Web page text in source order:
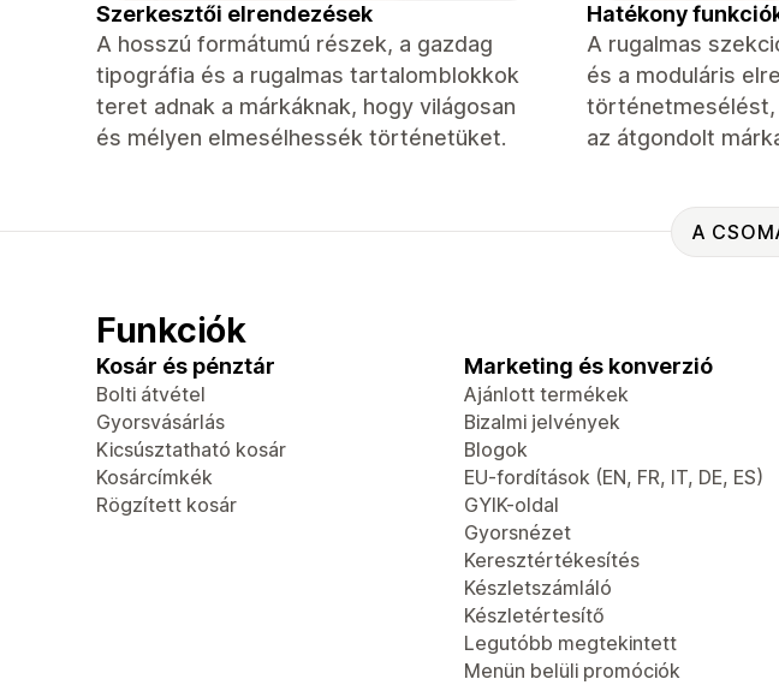
Szerkesztői elrendezések
A hosszú formátumú részek, a gazdag
tipográfia és a rugalmas tartalomblokkok
teret adnak a márkáknak, hogy világosan
és mélyen elmesélhessék történetüket.
Hatékony
A rugalmas
és a moduláris
az átgondolt
A
Funkciók
Kosár és pénztár
Bolti átvétel
Gyorsvásárlás
Kicsúsztatható kosár
Kosárcímkék
Rögzített kosár
Marketing és konverzió
Ajánlott termékek
Bizalmi jelvények
Blogok
EU-fordítások (EN, FR, IT, DE, ES)
GYIK-oldal
Gyorsnézet
Keresztértékesítés
Készletszámláló
Készletértesítő
Legutóbb megtekintett
Menün belüli promóciók